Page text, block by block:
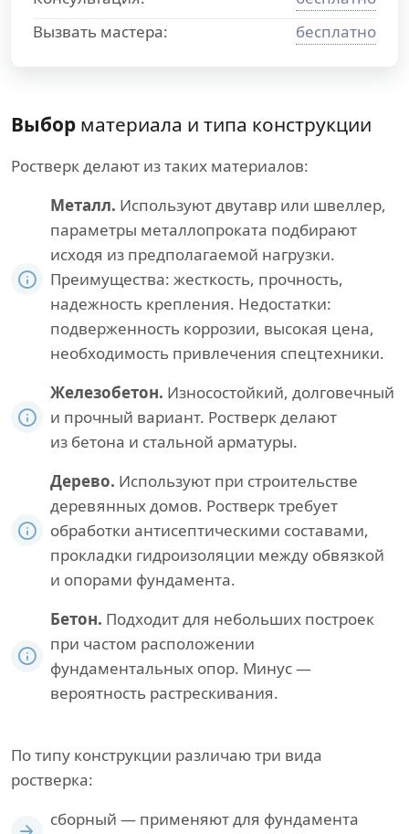
Вызвать мастера:
бесплатно
Выбор материала и типа конструкции
Ростверк делают из таких материалов:
Металл. Используют двутавр или швеллер,
параметры металлопроката подбирают
исходя из предполагаемой нагрузки.
Преимущества: жесткость, прочность,
надежность крепления. Недостатки:
подверженность коррозии, высокая цена,
необходимость привлечения спецтехники.
Железобетон. Износостойкий, долговечный
и прочный вариант. Ростверк делают
из бетона и стальной арматуры.
Дерево. Используют при строительстве
деревянных домов. Ростверк требует
обработки антисептическими составами,
прокладки гидроизоляции между обвязкой
и опорами фундамента.
Бетон. Подходит для небольших построек
при частом расположении
фундаментальных опор. Минус —
вероятность растрескивания.
По типу конструкции различаю три вида
ростверка:
сборный — применяют для фундамента